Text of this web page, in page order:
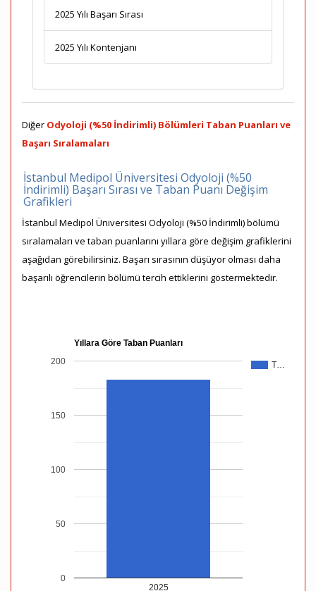
2025 Yılı Başarı Sırası
2025 Yılı Kontenjanı
Diğer Odyoloji (%50 İndirimli) Bölümleri Taban Puanları ve
Başarı Sıralamaları
İstanbul Medipol Üniversitesi Odyoloji (%50
İndirimli) Başarı Sırası ve Taban Puanı Değişim
Grafikleri
İstanbul Medipol Üniversitesi Odyoloji (%50 İndirimli) bölümü
sıralamaları ve taban puanlarını yıllara göre değişim grafiklerini
aşağıdan görebilirsiniz. Başarı sırasının düşüyor olması daha
başarılı öğrencilerin bölümü tercih ettiklerini göstermektedir.
Yıllara Göre Taban Puanları
T…
2025
0
50
100
150
200